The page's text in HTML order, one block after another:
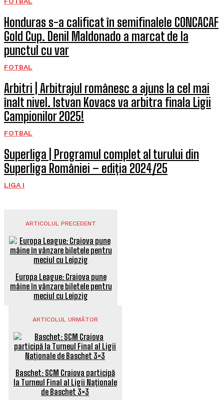
Honduras s-a calificat în semifinalele CONCACAF
Gold Cup. Denil Maldonado a marcat de la
punctul cu var
FOTBAL
Arbitri | Arbitrajul românesc a ajuns la cel mai
înalt nivel. Istvan Kovacs va arbitra finala Ligii
Campionilor 2025!
FOTBAL
Superliga | Programul complet al turului din
Superliga României – ediția 2024/25
LIGA I
ARTICOLUL PRECEDENT
Europa League: Craiova pune
mâine în vânzare biletele pentru
meciul cu Leipzig
ARTICOLUL URMĂTOR
Baschet: SCM Craiova participă
la Turneul Final al Ligii Naționale
de Baschet 3×3